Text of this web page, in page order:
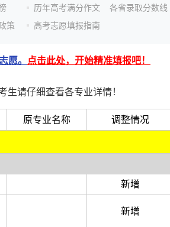
策
历年高考满分作文
各省录取分数线
高考志愿填报指南
愿。 点击此处，开始精准填报吧！
生请仔细查看各专业详情！
原专业名称 调整情况
新增
新增